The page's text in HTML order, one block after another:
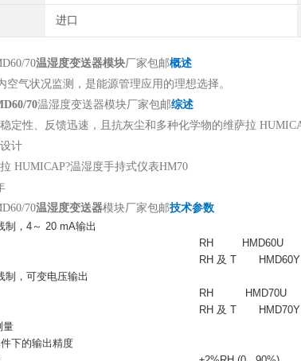
进口
70温湿度变送器模块厂家包邮概述
空气状况监测，是能源管理应用的理想选择。
70温湿度变送器模块厂家包邮综述
定性、反馈迅速，且抗灰尘和多种化学物的维萨拉
计
HUMICAP?温湿度手持式仪表HM70
70温湿度变送器模块厂家包邮技术参数
制，4～ 20 mA输出
RH HMD60U
RH 及 T HMD60Y
制，可变电压输出
RH HMD70U
RH 及 T HMD70Y
量
下的输出精度